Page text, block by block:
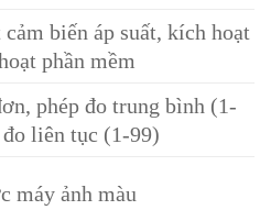
biến áp suất, kích hoạt
phần mềm
phép đo trung bình (1-
liên tục (1-99)
máy ảnh màu